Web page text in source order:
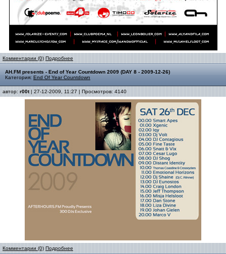
Комментарии (0) Подробнее
AH.FM presents - End of Year Countdown 2009 (DAY 8 - 2009-12-26)
Категория: End Of Year Countdown
автор: r00t| 27-12-2009, 11:27 | Просмотров: 4140
Комментарии (0) Подробнее